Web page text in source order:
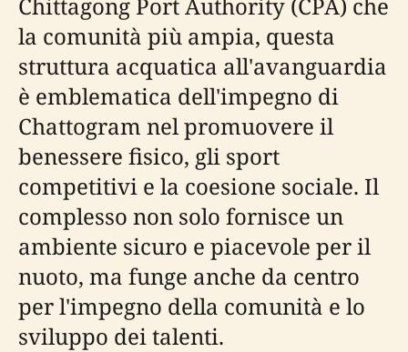
la comunità più ampia, questa
struttura acquatica all'avanguardia
è emblematica dell'impegno di
Chattogram nel promuovere il
benessere fisico, gli sport
competitivi e la coesione sociale. Il
complesso non solo fornisce un
ambiente sicuro e piacevole per il
nuoto, ma funge anche da centro
per l'impegno della comunità e lo
sviluppo dei talenti.